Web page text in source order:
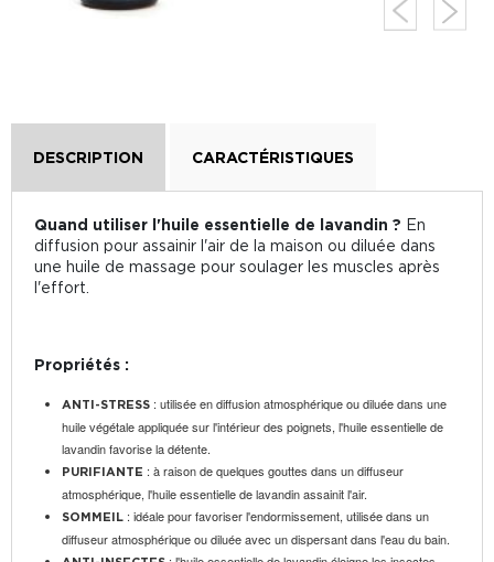
DESCRIPTION CARACTÉRISTIQUES
Quand utiliser l'huile essentielle de lavandin ? En
diffusion pour assainir l'air de la maison ou diluée dans
une huile de massage pour soulager les muscles après
l'effort.
Propriétés :
ANTI-STRESS : utilisée en diffusion atmosphérique ou diluée dans une
huile végétale appliquée sur l'intérieur des poignets, l'huile essentielle de
lavandin favorise la détente.
PURIFIANTE : à raison de quelques gouttes dans un diffuseur
atmosphérique, l'huile essentielle de lavandin assainit l'air.
SOMMEIL : idéale pour favoriser l'endormissement, utilisée dans un
diffuseur atmosphérique ou diluée avec un dispersant dans l'eau du bain.